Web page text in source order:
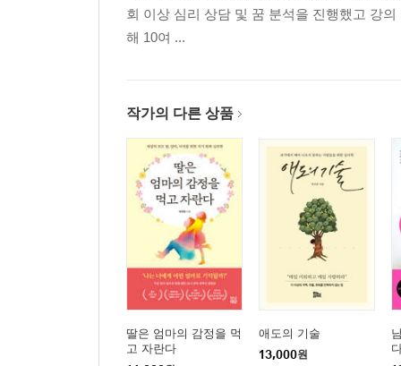
회 이상 심리 상담 및 꿈 분석을 진행했고 강
해 10여 ...
작가의 다른 상품
딸은 엄마의 감정을 먹
고 자란다
애도의 기술
13,000원